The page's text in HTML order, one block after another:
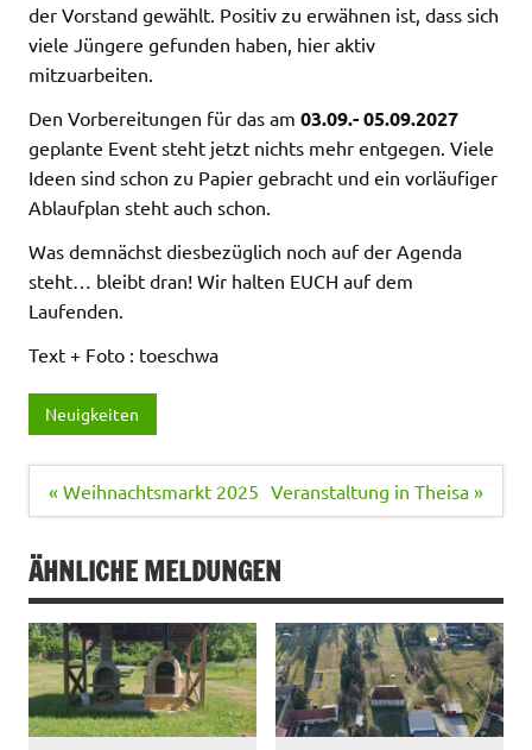
der Vorstand gewählt. Positiv zu erwähnen ist, dass sich
viele Jüngere gefunden haben, hier aktiv
mitzuarbeiten.
Den Vorbereitungen für das am 03.09.- 05.09.2027
geplante Event steht jetzt nichts mehr entgegen. Viele
Ideen sind schon zu Papier gebracht und ein vorläufiger
Ablaufplan steht auch schon.
Was demnächst diesbezüglich noch auf der Agenda
steht… bleibt dran! Wir halten EUCH auf dem
Laufenden.
Text + Foto : toeschwa
Neuigkeiten
Beitragsnavigation
« Weihnachtsmarkt 2025 Veranstaltung in Theisa »
ÄHNLICHE MELDUNGEN